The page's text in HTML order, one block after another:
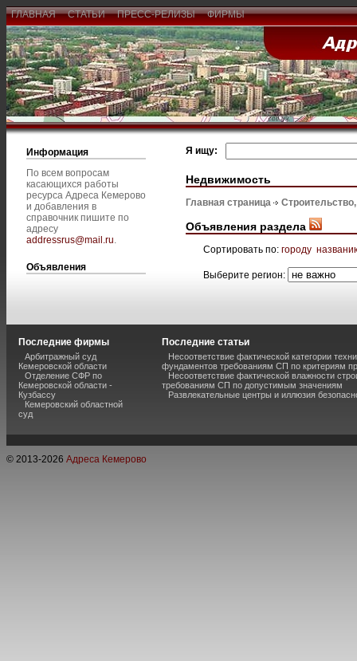
ГЛАВНАЯ СТАТЬИ ПРЕСС-РЕЛИЗЫ ФИРМЫ
Информация
По всем вопросам
касающихся работы
ресурса Адреса Кемерово
и добавления в
справочник пишите по
адресу
addressrus@mail.ru.
Объявления
Я ищу:
Недвижимость
Главная страница
Объявления раздела
Сортировать по: городу
Выберите регион:
Последние фирмы
Арбитражный суд
Кемеровской области
Отделение СФР по
Кемеровской области -
Кузбассу
Кемеровский областной
суд
Последние статьи
Несоответствие фактической категории
фундаментов требованиям СП по критериям
Несоответствие фактической влажности
требованиям СП по допустимым значениям
Развлекательные центры и иллюзия
© 2013-2026 Адреса Кемерово